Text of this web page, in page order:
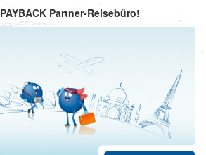
Partner-Reisebüro!